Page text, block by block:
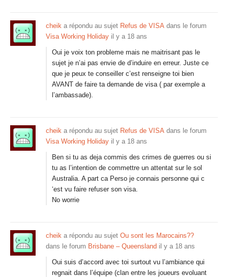
cheik a répondu au sujet Refus de VISA dans le forum
Visa Working Holiday il y a 18 ans
Oui je voix ton probleme mais ne maitrisant pas le
sujet je n’ai pas envie de d’induire en erreur. Juste ce
que je peux te conseiller c’est renseigne toi bien
AVANT de faire ta demande de visa ( par exemple a
l’ambassade).
cheik a répondu au sujet Refus de VISA dans le forum
Visa Working Holiday il y a 18 ans
Ben si tu as deja commis des crimes de guerres ou si
tu as l’intention de commettre un attentat sur le sol
Australia. A part ca Perso je connais personne qui c
‘est vu faire refuser son visa.
No worrie
cheik a répondu au sujet Ou sont les Marocains??
dans le forum Brisbane – Queensland il y a 18 ans
Oui suis d’accord avec toi surtout vu l’ambiance qui
regnait dans l’équipe (clan entre les joueurs evoluant